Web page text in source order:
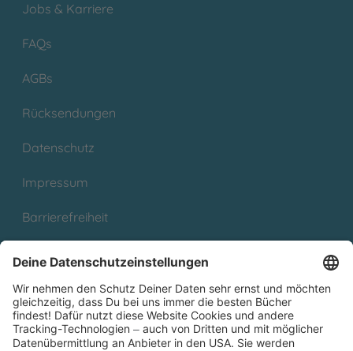
Jobs & Karriere
FAQs
AGBs
Rücksendungen
Datenschutz
Impressum
Barrierefreiheit
Partnerprogramm (Affiliate)
Folge uns auf